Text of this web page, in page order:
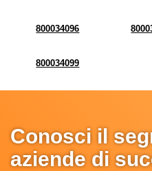
800034096
800034099
Conosci il
aziende di